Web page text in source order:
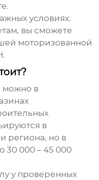
условиях.
вы сможете
моторизованной
.
можно в
в
региона, но в
30 000 – 45 000
у проверенных